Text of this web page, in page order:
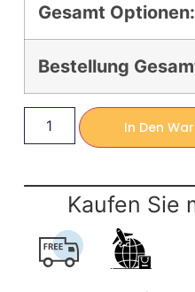
Gesamt Optionen:
Bestellung
In Den
Kaufen Sie